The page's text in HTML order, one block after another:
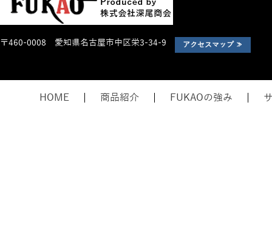
アクセスマップ ≫
〒460-0008 愛知県名古屋市中区栄3-34-9
HOME 商品紹介 FUKAOの強み